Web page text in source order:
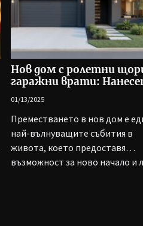
Нов дом с ролетни
гаражни врати:
01/13/2025
Преместването в нов дом е
най-вълнуващите събития в
живота, което предоставя
възможност за ново начало и